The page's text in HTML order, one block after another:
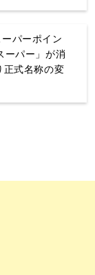
パーポイン
ーパー」が消
正式名称の変